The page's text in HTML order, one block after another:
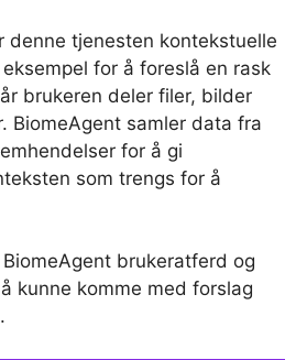
tjenesten kontekstuelle
for å foreslå en rask
brukeren deler filer, bilder
BiomeAgent samler data fra
for å gi
som trengs for å
brukeratferd og
kunne komme med forslag